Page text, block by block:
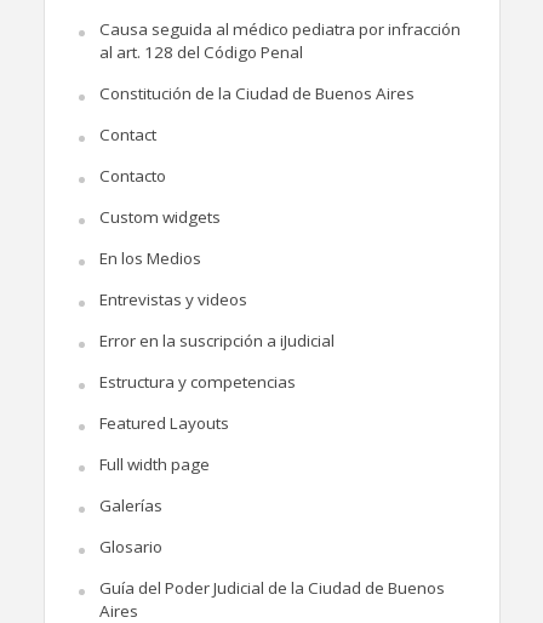
Causa seguida al médico pediatra por infracción
al art. 128 del Código Penal
Constitución de la Ciudad de Buenos Aires
Contact
Contacto
Custom widgets
En los Medios
Entrevistas y videos
Error en la suscripción a iJudicial
Estructura y competencias
Featured Layouts
Full width page
Galerías
Glosario
Guía del Poder Judicial de la Ciudad de Buenos
Aires